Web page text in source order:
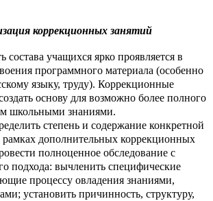
коррекционных занятий
учащихся ярко проявляется в
программного материала (особенно
языку, труду). Коррекционные
основу для возможно более полного
школьными знаниями.
степень и содержание конкретной
дополнительных коррекционных
полноценное обследование с
подхода: вычленить специфические
процессу овладения знаниями,
установить причинность, структуру,